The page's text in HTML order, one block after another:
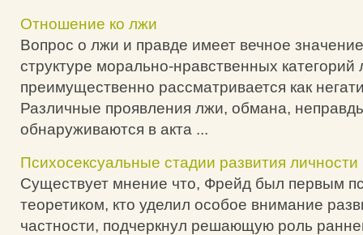
Отношение ко лжи
Вопрос о лжи и правде имеет вечное
структуре морально-нравственных категорий
преимущественно рассматривается как
Различные проявления лжи, обмана,
обнаруживаются в акта ...
Психосексуальные стадии развития личности
Существует мнение что, Фрейд был первым
теоретиком, кто уделил особое внимание
частности, подчеркнул решающую роль